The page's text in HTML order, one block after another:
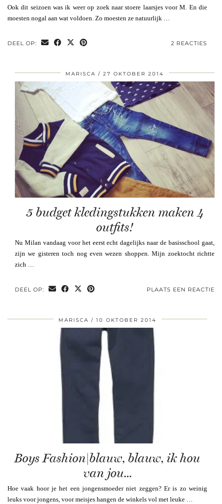
Ook dit seizoen was ik weer op zoek naar stoere laarsjes voor M. En die
moesten nogal aan wat voldoen. Zo moesten ze natuurlijk …
DEEL OP: 2 REACTIES
MARISCA 27 OKTOBER 2014
5 budget kledingstukken maken 4
outfits!
Nu Milan vandaag voor het eerst echt dagelijks naar de basisschool gaat,
zijn we gisteren toch nog even wezen shoppen. Mijn zoektocht richtte
zich …
DEEL OP: PLAATS EEN REACTIE
MARISCA 10 OKTOBER 2014
Boys Fashion|blauw, blauw, ik hou
van jou…
Hoe vaak hoor je het een jongensmoeder niet zeggen? Er is zo weinig
leuks voor jongens, voor meisjes hangen de winkels vol met leuke …